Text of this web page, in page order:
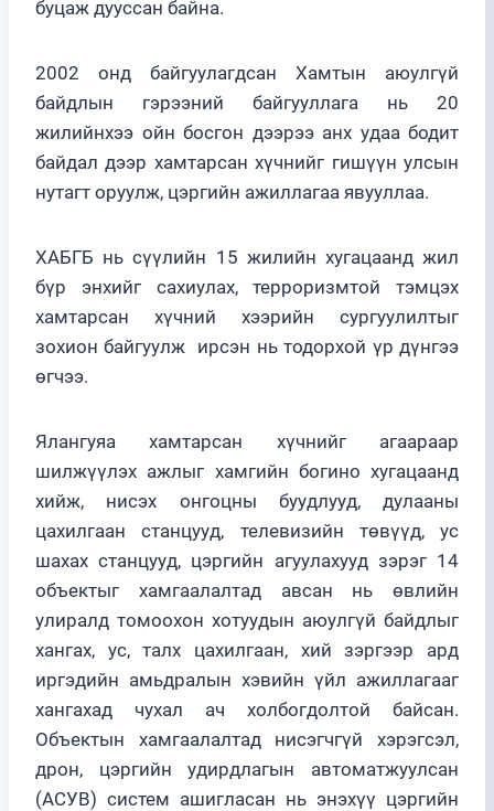
буцаж дууссан байна.
2002 онд байгуулагдсан Хамтын аюулгүй
байдлын гэрээний байгууллага нь 20
жилийнхээ ойн босгон дээрээ анх удаа бодит
байдал дээр хамтарсан хүчнийг гишүүн улсын
нутагт оруулж, цэргийн ажиллагаа явууллаа.
ХАБГБ нь сүүлийн 15 жилийн хугацаанд жил
бүр энхийг сахиулах, терроризмтой тэмцэх
хамтарсан хүчний хээрийн сургуулилтыг
зохион байгуулж ирсэн нь тодорхой үр дүнгээ
өгчээ.
Ялангуяа хамтарсан хүчнийг агаараар
шилжүүлэх ажлыг хамгийн богино хугацаанд
хийж, нисэх онгоцны буудлууд, дулааны
цахилгаан станцууд, телевизийн төвүүд, ус
шахах станцууд, цэргийн агуулахууд зэрэг 14
объектыг хамгаалалтад авсан нь өвлийн
улиралд томоохон хотуудын аюулгүй байдлыг
хангах, ус, талх цахилгаан, хий зэргээр ард
иргэдийн амьдралын хэвийн үйл ажиллагааг
хангахад чухал ач холбогдолтой байсан.
Объектын хамгаалалтад нисэгчгүй хэрэгсэл,
дрон, цэргийн удирдлагын автоматжуулсан
(АСУВ) систем ашигласан нь энэхүү цэргийн